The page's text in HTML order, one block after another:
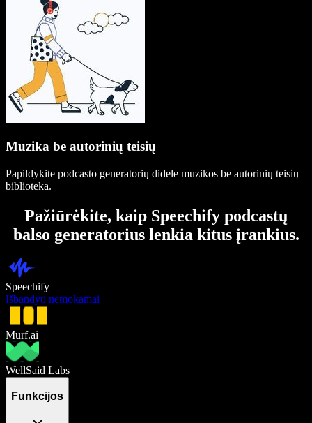
Muzika be autorinių teisių
Papildykite podcasto generatorių didele muzikos be autorinių teisių
biblioteka.
Pažiūrėkite, kaip Speechify podcastų
balso generatorius lenkia kitus įrankius.
Speechify
Išbandyti nemokamai
Murf.ai
WellSaid Labs
Funkcijos